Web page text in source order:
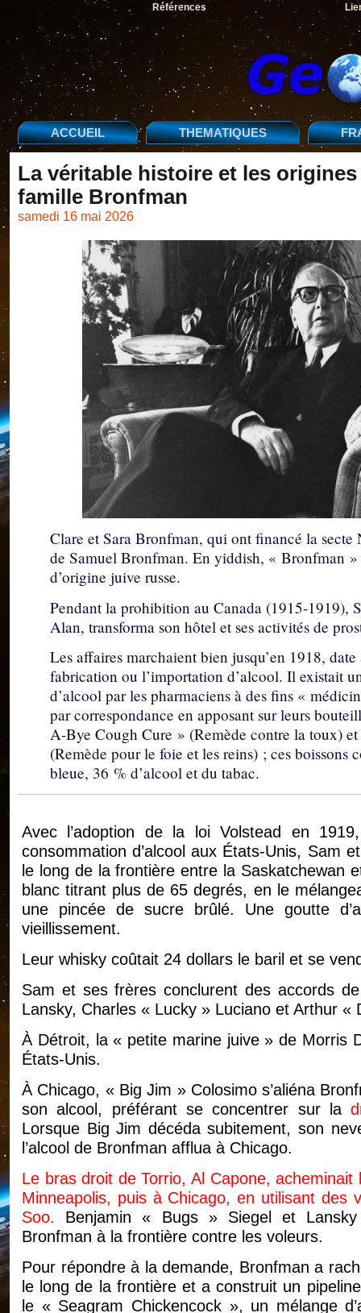
Références
ACCUEIL THEMATIQUES
La véritable histoire et les
famille Bronfman
samedi 16 mai 2026
Clare et Sara Bronfman, qui ont financé la
de Samuel Bronfman. En yiddish, « Bronfman
d’origine juive russe.
Pendant la prohibition au Canada (1915-1919),
Alan, transforma son hôtel et ses activités de
Les affaires marchaient bien jusqu’en 1918,
fabrication ou l’importation d’alcool. Il existait
d’alcool par les pharmaciens à des fins «
par correspondance en apposant sur leurs
A-Bye Cough Cure » (Remède contre la toux)
(Remède pour le foie et les reins) ; ces boissons
bleue, 36 % d’alcool et du tabac.
Avec l’adoption de la loi Volstead en
consommation d’alcool aux États-Unis, Sam
le long de la frontière entre la Saskatchewan
blanc titrant plus de 65 degrés, en le
une pincée de sucre brûlé. Une goutte
vieillissement.
Leur whisky coûtait 24 dollars le baril et se
Sam et ses frères conclurent des accords
Lansky, Charles « Lucky » Luciano et Arthur «
À Détroit, la « petite marine juive » de Morris
États-Unis.
À Chicago, « Big Jim » Colosimo s’aliéna
son alcool, préférant se concentrer sur la
Lorsque Big Jim décéda subitement, son
l’alcool de Bronfman afflua à Chicago.
Le bras droit de Torrio, Al Capone,
Minneapolis, puis à Chicago, en utilisant des
Soo. Benjamin « Bugs » Siegel et Lansky
Bronfman à la frontière contre les voleurs.
Pour répondre à la demande, Bronfman a
le long de la frontière et a construit un
le « Seagram Chickencock », un mélange